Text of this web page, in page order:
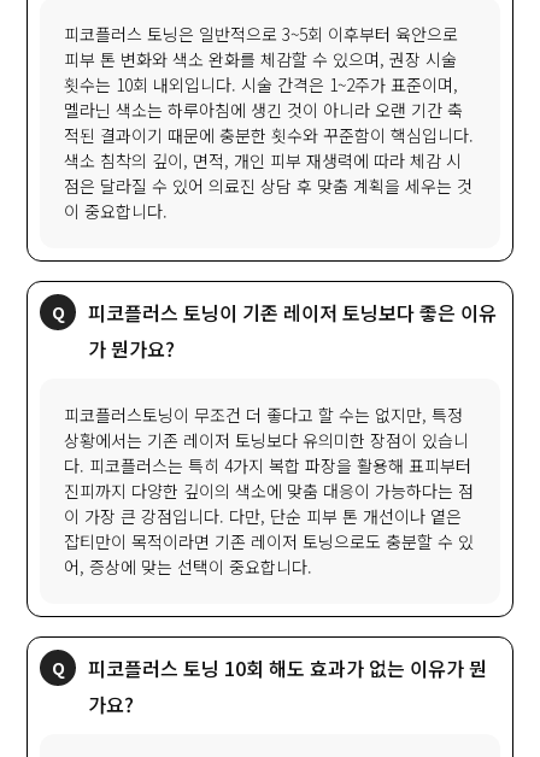
피코플러스 토닝은 일반적으로 3~5회 이후부터 육안으로
피부 톤 변화와 색소 완화를 체감할 수 있으며, 권장 시술
횟수는 10회 내외입니다. 시술 간격은 1~2주가 표준이며,
멜라닌 색소는 하루아침에 생긴 것이 아니라 오랜 기간 축
적된 결과이기 때문에 충분한 횟수와 꾸준함이 핵심입니다.
색소 침착의 깊이, 면적, 개인 피부 재생력에 따라 체감 시
점은 달라질 수 있어 의료진 상담 후 맞춤 계획을 세우는 것
이 중요합니다.
피코플러스 토닝이 기존 레이저 토닝보다 좋은 이유
가 뭔가요?
피코플러스토닝이 무조건 더 좋다고 할 수는 없지만, 특정
상황에서는 기존 레이저 토닝보다 유의미한 장점이 있습니
다. 피코플러스는 특히 4가지 복합 파장을 활용해 표피부터
진피까지 다양한 깊이의 색소에 맞춤 대응이 가능하다는 점
이 가장 큰 강점입니다. 다만, 단순 피부 톤 개선이나 옅은
잡티만이 목적이라면 기존 레이저 토닝으로도 충분할 수 있
어, 증상에 맞는 선택이 중요합니다.
피코플러스 토닝 10회 해도 효과가 없는 이유가 뭔
가요?